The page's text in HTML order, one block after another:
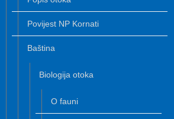
Povijest NP Kornati
Baština
Biologija otoka
O fauni